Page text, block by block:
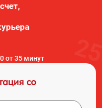
от 35 минут
со